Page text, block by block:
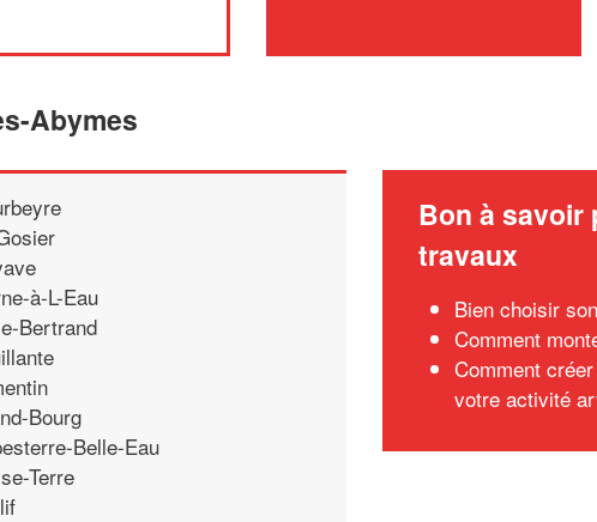
Abymes
à-L-Eau
Bertrand
Bourg
Belle-Eau
Terre
Bon à savoir
travaux
Bien choisir
Comment
Comment
votre activité